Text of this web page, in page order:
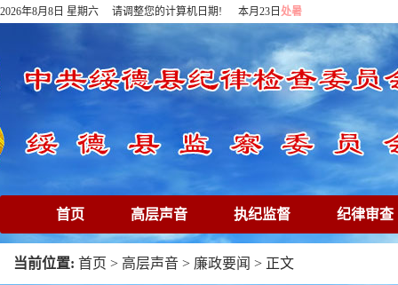
2026年8月8日 星期六 请调整您的计算机日期! 本月23日 处暑
首页 高层声音 执纪监督 纪律审查
下载专区 在线访谈 清廉镜鉴
当前位置: 首页 > 高层声音 > 廉政要闻 > 正文